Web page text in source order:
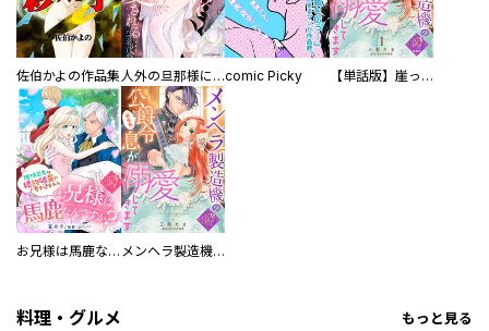
佐伯かよの作品集 人外の旦那様に娶られ毎晩ナカまで愛される…。アンソロジーcomic Picky 【単話版】崖っぷち令嬢ですが、意地と策略で幸せになります！シリーズ
お兄様は馬鹿なんですか？～地味王女は婚約破棄に巻き込まれる～ メンヘラ製造機の公爵令息（過保護）が溺愛してきます
料理・グルメ もっと見る